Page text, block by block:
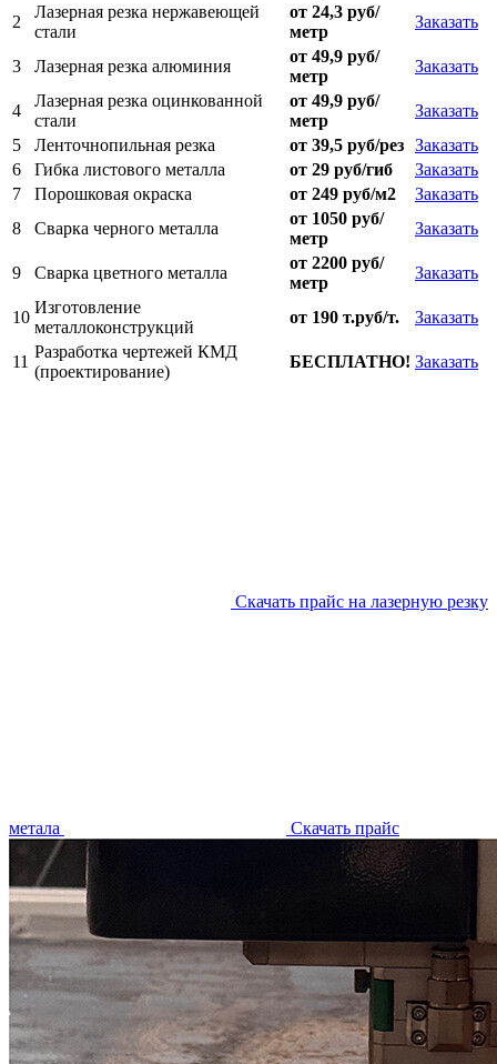
2
Лазерная резка нержавеющей
стали
от 24,3 руб/
метр
Заказать
3 Лазерная резка алюминия
от 49,9 руб/
метр
Заказать
4
Лазерная резка оцинкованной
стали
от 49,9 руб/
метр
Заказать
5
Ленточнопильная резка от 39,5 руб/рез Заказать
6
Гибка листового металла от 29 руб/гиб
Заказать
7
Порошковая окраска от 249 руб/м2
Заказать
8
Сварка черного металла
от 1050 руб/
метр
Заказать
9 Сварка цветного металла
от 2200 руб/
метр
Заказать
10
Изготовление
металлоконструкций
от 190 т.руб/т. Заказать
11
Разработка чертежей КМД
(проектирование)
БЕСПЛАТНО! Заказать
Скачать прайс на лазерную резку
метала Скачать прайс